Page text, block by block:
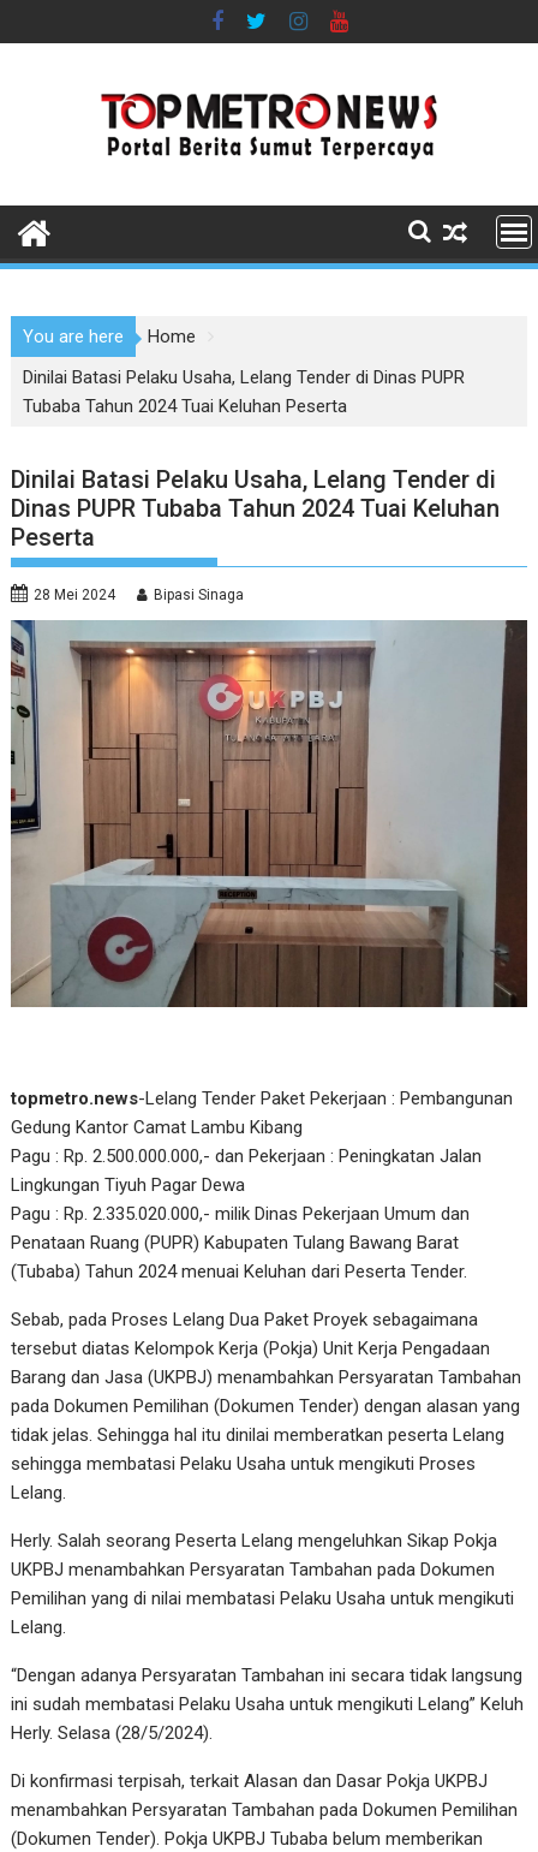
to
You are here
Home
Dinilai Batasi Pelaku Usaha, Lelang Tender di Dinas PUPR
Tubaba Tahun 2024 Tuai Keluhan Peserta
Dinilai Batasi Pelaku Usaha, Lelang Tender di
Dinas PUPR Tubaba Tahun 2024 Tuai Keluhan
Peserta
28 Mei 2024 Bipasi Sinaga
topmetro.news-Lelang Tender Paket Pekerjaan : Pembangunan
Gedung Kantor Camat Lambu Kibang
Pagu : Rp. 2.500.000.000,- dan Pekerjaan : Peningkatan Jalan
Lingkungan Tiyuh Pagar Dewa
Pagu : Rp. 2.335.020.000,- milik Dinas Pekerjaan Umum dan
Penataan Ruang (PUPR) Kabupaten Tulang Bawang Barat
(Tubaba) Tahun 2024 menuai Keluhan dari Peserta Tender.
Sebab, pada Proses Lelang Dua Paket Proyek sebagaimana
tersebut diatas Kelompok Kerja (Pokja) Unit Kerja Pengadaan
Barang dan Jasa (UKPBJ) menambahkan Persyaratan Tambahan
pada Dokumen Pemilihan (Dokumen Tender) dengan alasan yang
tidak jelas. Sehingga hal itu dinilai memberatkan peserta Lelang
sehingga membatasi Pelaku Usaha untuk mengikuti Proses
Lelang.
Herly. Salah seorang Peserta Lelang mengeluhkan Sikap Pokja
UKPBJ menambahkan Persyaratan Tambahan pada Dokumen
Pemilihan yang di nilai membatasi Pelaku Usaha untuk mengikuti
Lelang.
“Dengan adanya Persyaratan Tambahan ini secara tidak langsung
ini sudah membatasi Pelaku Usaha untuk mengikuti Lelang” Keluh
Herly. Selasa (28/5/2024).
Di konfirmasi terpisah, terkait Alasan dan Dasar Pokja UKPBJ
menambahkan Persyaratan Tambahan pada Dokumen Pemilihan
(Dokumen Tender). Pokja UKPBJ Tubaba belum memberikan